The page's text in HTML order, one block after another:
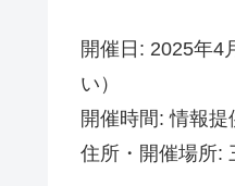
開催日: 2025年4
い）
開催時間: 情報
住所・開催場所: